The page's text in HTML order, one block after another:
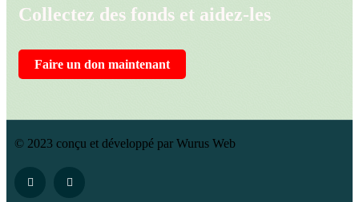
Collectez des fonds et aidez-les
Faire un don maintenant
© 2023 conçu et développé par Wurus Web